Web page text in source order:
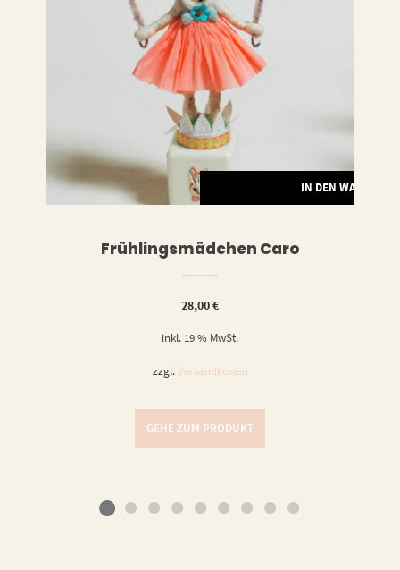
IN DEN
Frühlingsmädchen Caro
28,00€
inkl. 19 % MwSt.
zzgl. Versandkosten
GEHE ZUM PRODUKT